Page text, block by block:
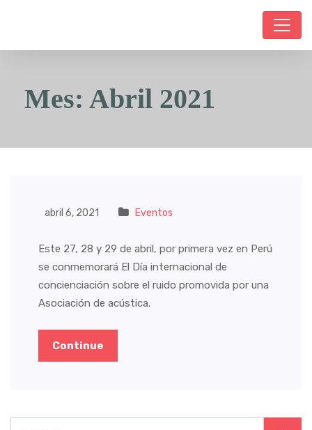
Mes: Abril 2021
abril 6, 2021 Eventos
Este 27, 28 y 29 de abril, por primera vez en Perú
se conmemorará El Día internacional de
concienciación sobre el ruido promovida por una
Asociación de acústica.
Continue